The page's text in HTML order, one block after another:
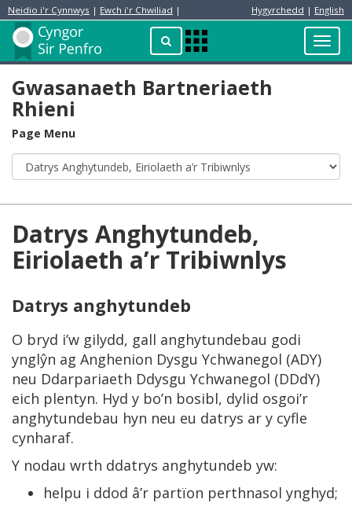
Neidio i'r Cynnwys | Ewch i'r Chwiliad | Hygyrchedd | English
ChwilioApps
Menu
Preswylydd
Gwasanaeth Bartneriaeth
Rhieni
Page Menu
Datrys Anghytundeb,
Eiriolaeth a’r Tribiwnlys
Datrys anghytundeb
O bryd i’w gilydd, gall anghytundebau godi
ynglŷn ag Anghenion Dysgu Ychwanegol (ADY)
neu Ddarpariaeth Ddysgu Ychwanegol (DDdY)
eich plentyn. Hyd y bo’n bosibl, dylid osgoi’r
anghytundebau hyn neu eu datrys ar y cyfle
cynharaf.
Y nodau wrth ddatrys anghytundeb yw:
helpu i ddod â’r partïon perthnasol ynghyd;